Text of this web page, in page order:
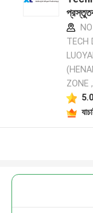
TECH
ZONE
5.0